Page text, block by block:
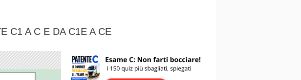
C1 A C E DA C1E A CE